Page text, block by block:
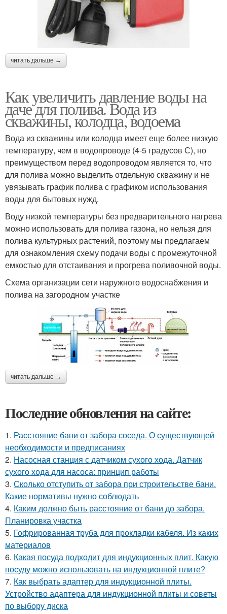
читать дальше →
Как увеличить давление воды на
даче для полива. Вода из
скважины, колодца, водоема
Вода из скважины или колодца имеет еще более низкую
температуру, чем в водопроводе (4-5 градусов С), но
преимуществом перед водопроводом является то, что
для полива можно выделить отдельную скважину и не
увязывать график полива с графиком использования
воды для бытовых нужд.
Воду низкой температуры без предварительного нагрева
можно использовать для полива газона, но нельзя для
полива культурных растений, поэтому мы предлагаем
для ознакомления схему подачи воды с промежуточной
емкостью для отстаивания и прогрева поливочной воды.
Схема организации сети наружного водоснабжения и
полива на загородном участке
читать дальше →
Последние обновления на сайте:
1. Расстояние бани от забора соседа. О существующей
необходимости и предписаниях
2. Насосная станция с датчиком сухого хода. Датчик
сухого хода для насоса: принцип работы
3. Сколько отступить от забора при строительстве бани.
Какие нормативы нужно соблюдать
4. Каким должно быть расстояние от бани до забора.
Планировка участка
5. Гофрированная труба для прокладки кабеля. Из каких
материалов
6. Какая посуда подходит для индукционных плит. Какую
посуду можно использовать на индукционной плите?
7. Как выбрать адаптер для индукционной плиты.
Устройство адаптера для индукционной плиты и советы
по выбору диска